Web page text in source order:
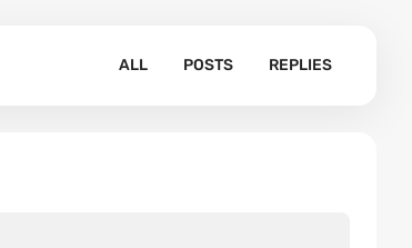
ALL POSTS REPLIES